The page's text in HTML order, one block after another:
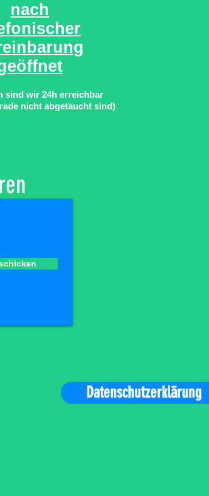
nach
sind wir 24h erreichbar
nicht abgetaucht sind)
Datenschutzerklärung